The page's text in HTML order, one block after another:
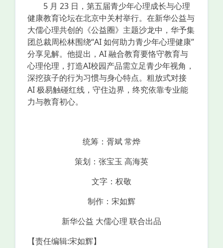
5 月 23 日，第五届青少年心理成长与心理
健康教育论坛在北京中关村举行。在新华公益与
大儒心理共创的《公益圈》主题沙龙中，华予集
团总裁周松林围绕“AI 如何助力青少年心理健康”
分享见解。他提出，AI 融合教育要恪守教育与
心理伦理，打造AI校园产品需立足青少年视角，
深挖孩子的行为习惯与身心特点。粗放式对接
AI 极易触碰红线，守住边界，终究依靠专业能
力与教育初心。
统筹：胥斌 常烨
策划：张宝玉 高海英
文字：权敬
制作：宋如辉
新华公益 大儒心理 联合出品
【责任编辑:宋如辉】